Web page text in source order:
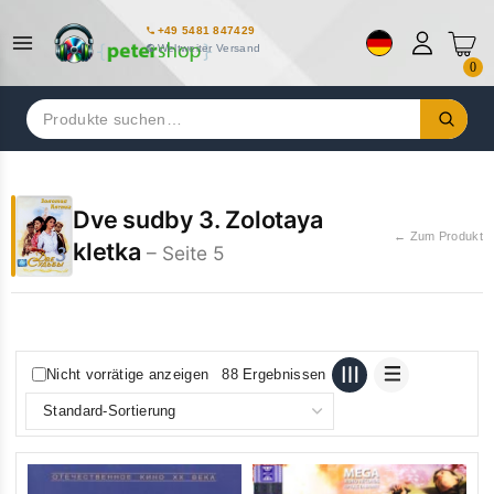
+49 5481 847429
Weltweiter Versand
0
Suchen
nach:
Dve sudby 3. Zolotaya
kletka – Seite 5
← Zum Produkt
Nicht vorrätige anzeigen 88 Ergebnissen